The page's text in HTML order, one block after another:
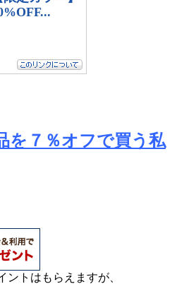
を７％オフで買う私
トはもらえますが、